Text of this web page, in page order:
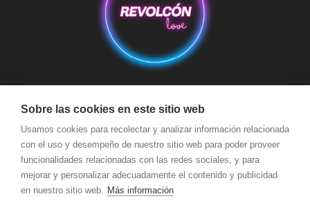
Aviso Legal Condiciones de Compra
Condiciones de Envío
Política de devoluciones y reembolsos
Política de Cookies
Política de Privacidad
Términos y Condiciones de Uso
Seguridad y Protección a Compradores y Pago Seguro
Sobre las cookies en este sitio web
Usamos cookies para recolectar y analizar información relacionada
con el uso y desempeño de nuestro sitio web para poder proveer
funcionalidades relacionadas con las redes sociales, y para
mejorar y personalizar adecuadamente el contenido y publicidad
en nuestro sitio web. Más información